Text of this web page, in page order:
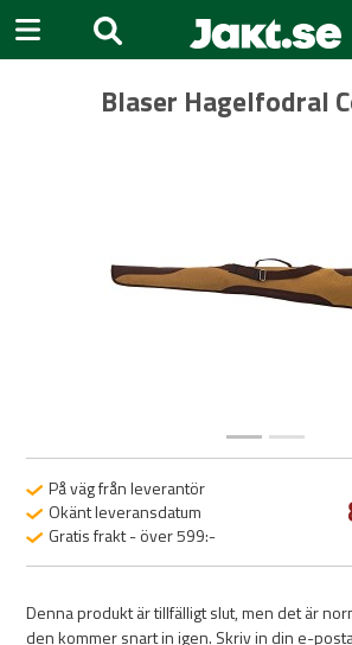
Blaser Hagelfodral
Previous
På väg från leverantör
Okänt leveransdatum
Gratis frakt - över 599:-
Denna produkt är tillfälligt slut, men det är
den kommer snart in igen. Skriv in din e-